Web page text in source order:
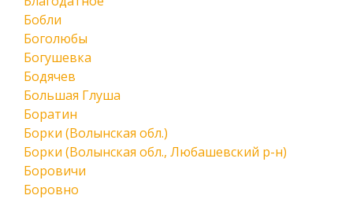
Бобли
Боголюбы
Богушевка
Бодячев
Большая Глуша
Боратин
Борки (Волынская обл.)
Борки (Волынская обл., Любашевский р-н)
Боровичи
Боровно